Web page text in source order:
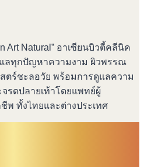
Art Natural” อาเซียนบิวตี้คลีนิค
ลทุกปัญหาความงาม ผิวพรรณ
ตร์ชะลอวัย พร้อมการดูแลความ
รดปลายเท้าโดยแพทย์ผู้
พ ทั้งไทยและต่างประเทศ